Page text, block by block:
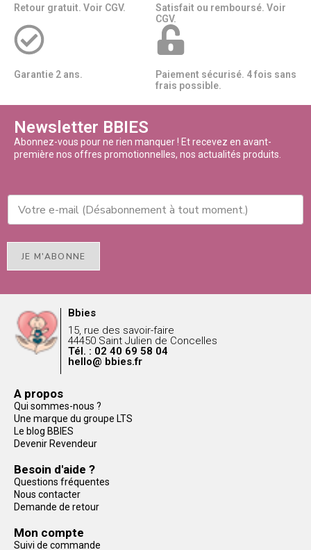
Retour gratuit. Voir CGV.
Satisfait ou remboursé. Voir
CGV.
Garantie 2 ans.
Paiement sécurisé. 4 fois sans
frais possible.
Newsletter BBIES
Abonnez-vous pour ne rien manquer ! Et recevez en avant-
première nos offres promotionnelles, nos actualités produits.
JE M'ABONNE
Bbies
15, rue des savoir-faire
44450 Saint Julien de Concelles
Tél. : 02 40 69 58 04
hello@ bbies.fr
A propos
Qui sommes-nous ?
Une marque du groupe LTS
Le blog BBIES
Devenir Revendeur
Besoin d'aide ?
Questions fréquentes
Nous contacter
Demande de retour
Mon compte
Suivi de commande